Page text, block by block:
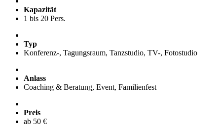
Kapazität
1 bis 20 Pers.
Typ
Konferenz-, Tagungsraum, Tanzstudio, TV-, Fotostudio
Anlass
Coaching & Beratung, Event, Familienfest
Preis
ab 50 €